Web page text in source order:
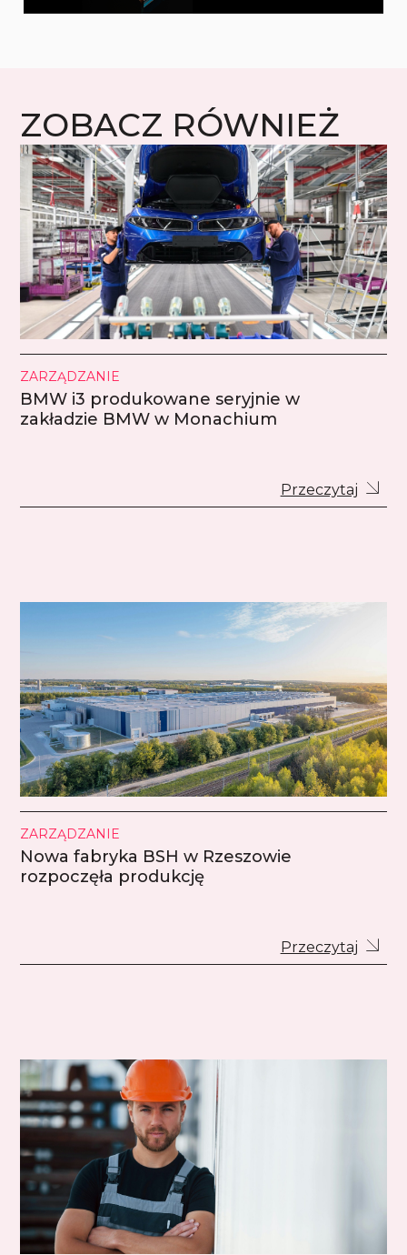
ZOBACZ RÓWNIEŻ
ZARZĄDZANIE
BMW i3 produkowane seryjnie w
zakładzie BMW w Monachium
Przeczytaj
ZARZĄDZANIE
Nowa fabryka BSH w Rzeszowie
rozpoczęła produkcję
Przeczytaj